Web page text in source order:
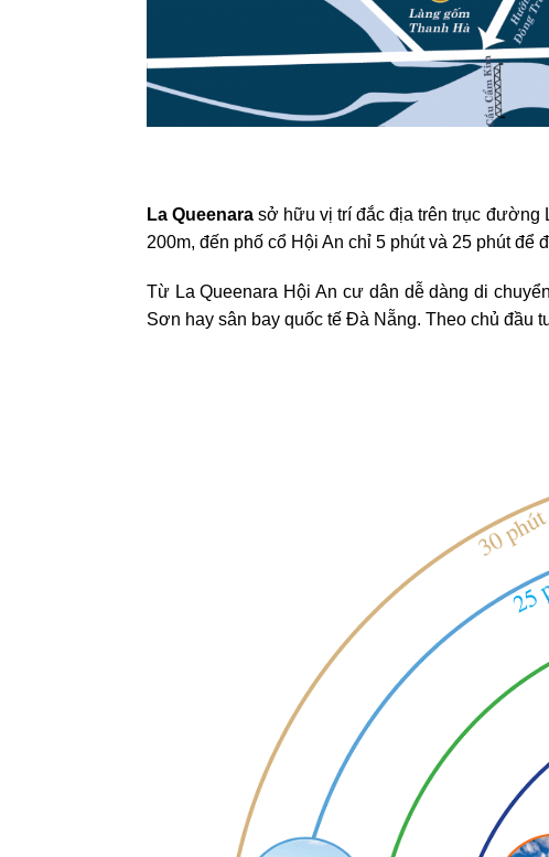
La Queenarasở hữu vị trí đắc địa trên trục đường
200m, đến phố cổ Hội An chỉ 5 phút và 25 phút để
Từ La Queenara Hội An cư dân dễ dàng di
Sơn hay sân bay quốc tế Đà Nẵng. Theo chủ đầu